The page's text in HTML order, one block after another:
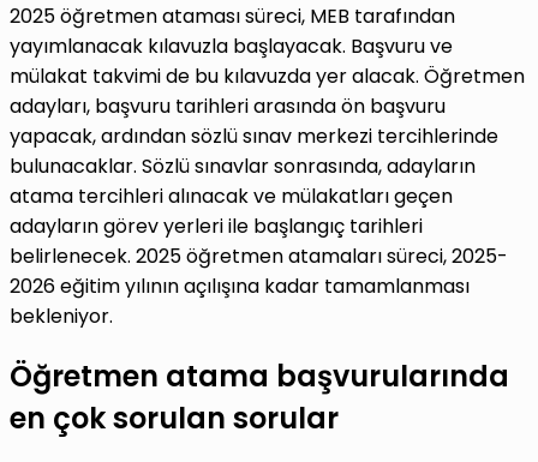
2025 öğretmen ataması süreci, MEB tarafından
yayımlanacak kılavuzla başlayacak. Başvuru ve
mülakat takvimi de bu kılavuzda yer alacak. Öğretmen
adayları, başvuru tarihleri arasında ön başvuru
yapacak, ardından sözlü sınav merkezi tercihlerinde
bulunacaklar. Sözlü sınavlar sonrasında, adayların
atama tercihleri alınacak ve mülakatları geçen
adayların görev yerleri ile başlangıç tarihleri
belirlenecek. 2025 öğretmen atamaları süreci, 2025-
2026 eğitim yılının açılışına kadar tamamlanması
bekleniyor.
Öğretmen atama başvurularında
en çok sorulan sorular